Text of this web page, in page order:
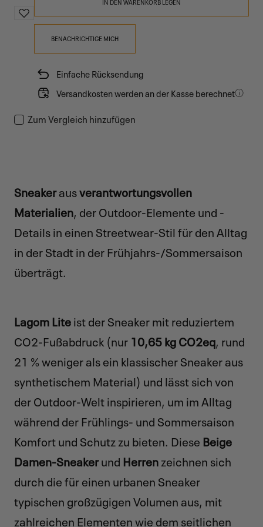
BENACHRICHTIGE MICH
Einfache Rücksendung
Versandkosten werden an der Kasse berechnet
Zum Vergleich hinzufügen
Sneakerausverantwortungsvollen
Materialien, der Outdoor-Elemente und -
Details in einen Streetwear-Stil für den Alltag
in der Stadt in der Frühjahrs-/Sommersaison
überträgt.
Lagom Liteist der Sneaker mit reduziertem
CO2-Fußabdruck (nur 10,65 kg CO2eq, rund
21 % weniger als ein klassischer Sneaker aus
synthetischem Material) und lässt sich von
der Outdoor-Welt inspirieren, um im Alltag
während der Frühlings- und Sommersaison
Komfort und Schutz zu bieten. Diese Beige
Damen-Sneakerund Herrenzeichnen sich
durch die für einen urbanen Sneaker
typischen großzügigen Volumen aus, mit
zahlreichen Elementen wie dem seitlichen